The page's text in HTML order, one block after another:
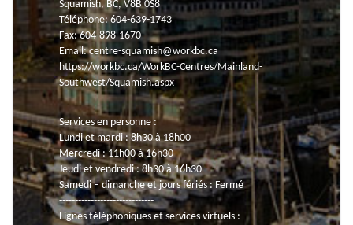
Squamish, BC, V8B 0S8
Téléphone: 604-639-1743
Fax: 604-898-1670
Email:centre-squamish@workbc.ca
https://workbc.ca/WorkBC-Centres/Mainland-
Southwest/Squamish.aspx
Services en personne :
Lundi et mardi : 8h30 à 18h00
Mercredi : 11h00 à 16h30
Jeudi et vendredi : 8h30 à 16h30
Samedi – dimanche et jours fériés : Fermé
------------------------------
Lignes téléphoniques et services virtuels :